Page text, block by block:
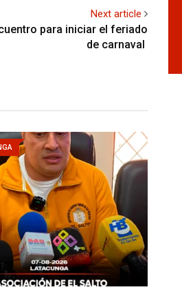
Next article
para iniciar el feriado
de carnaval